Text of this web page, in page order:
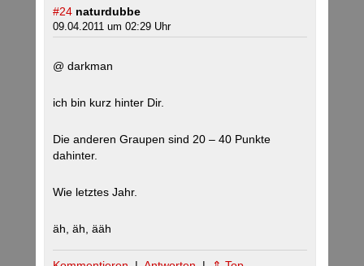
#24 naturdubbe
09.04.2011 um 02:29 Uhr
@ darkman
ich bin kurz hinter Dir.
Die anderen Graupen sind 20 – 40 Punkte
dahinter.
Wie letztes Jahr.
äh, äh, ääh